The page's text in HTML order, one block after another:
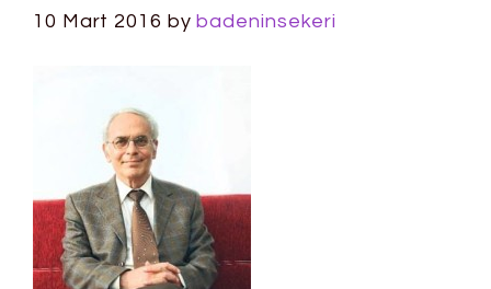
10 Mart 2016 bybadeninsekeri